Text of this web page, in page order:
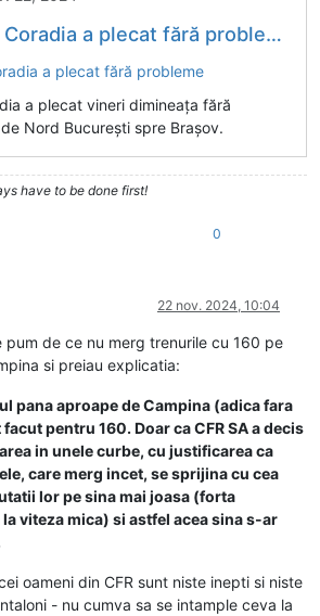
a plecat fără probleme
a plecat vineri dimineața fără
Nord București spre Brașov.
have to be done first!
0
22 nov. 2024, 10:04
de ce nu merg trenurile cu 160 pe
si preiau explicatia:
pana aproape de Campina (adica fara
pentru 160. Doar ca CFR SA a decis
in unele curbe, cu justificarea ca
care merg incet, se sprijina cu cea
lor pe sina mai joasa (forta
viteza mica) si astfel acea sina s-ar
oameni din CFR sunt niste inepti si niste
- nu cumva sa se intample ceva la